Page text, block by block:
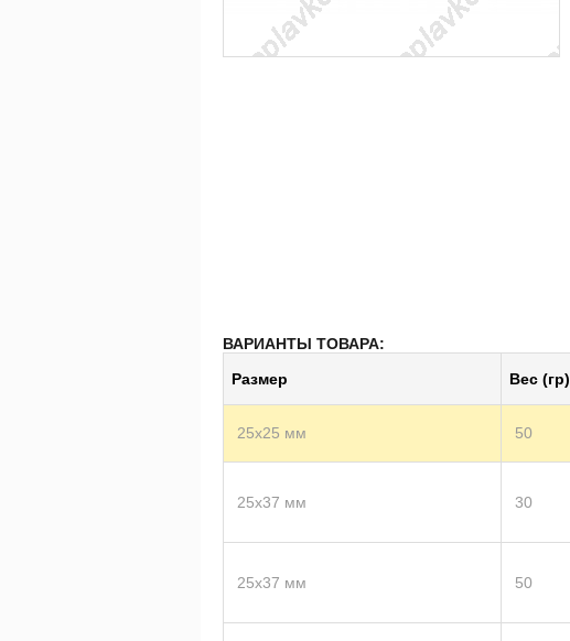
ВАРИАНТЫ ТОВАРА:
Размер
Вес (гр)
25х25 мм 50
25х37 мм 30
25х37 мм 50